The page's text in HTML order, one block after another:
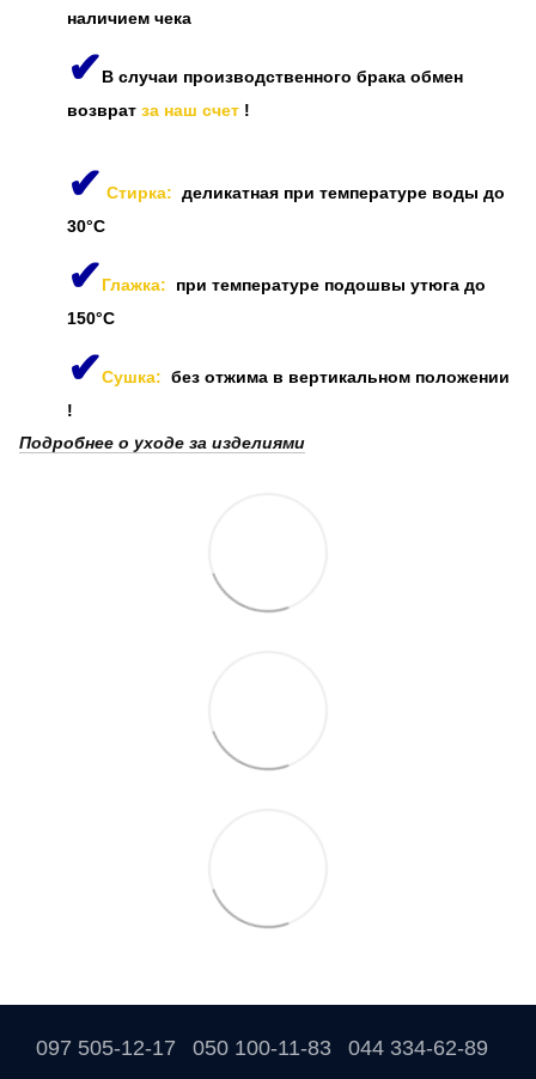
наличием чека
✔В случаи производственного брака обмен
возврат за наш счет !
✔ Стирка: деликатная при температуре воды до
30°C
✔Глажка: при температуре подошвы утюга до
150°C
✔Сушка: без отжима в вертикальном положении
!
Подробнее о уходе за изделиями
097 505-12-17 050 100-11-83 044 334-62-89